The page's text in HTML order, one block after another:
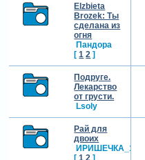
Elzbieta
Brozek: Ты
сделана из
огня
Пандора
[ 1 2 ]
Подруге.
Лекарство
от грусти.
Lsoly
Рай для
двоих
ИРИШЕЧКА_1986
[ 1 2 ]